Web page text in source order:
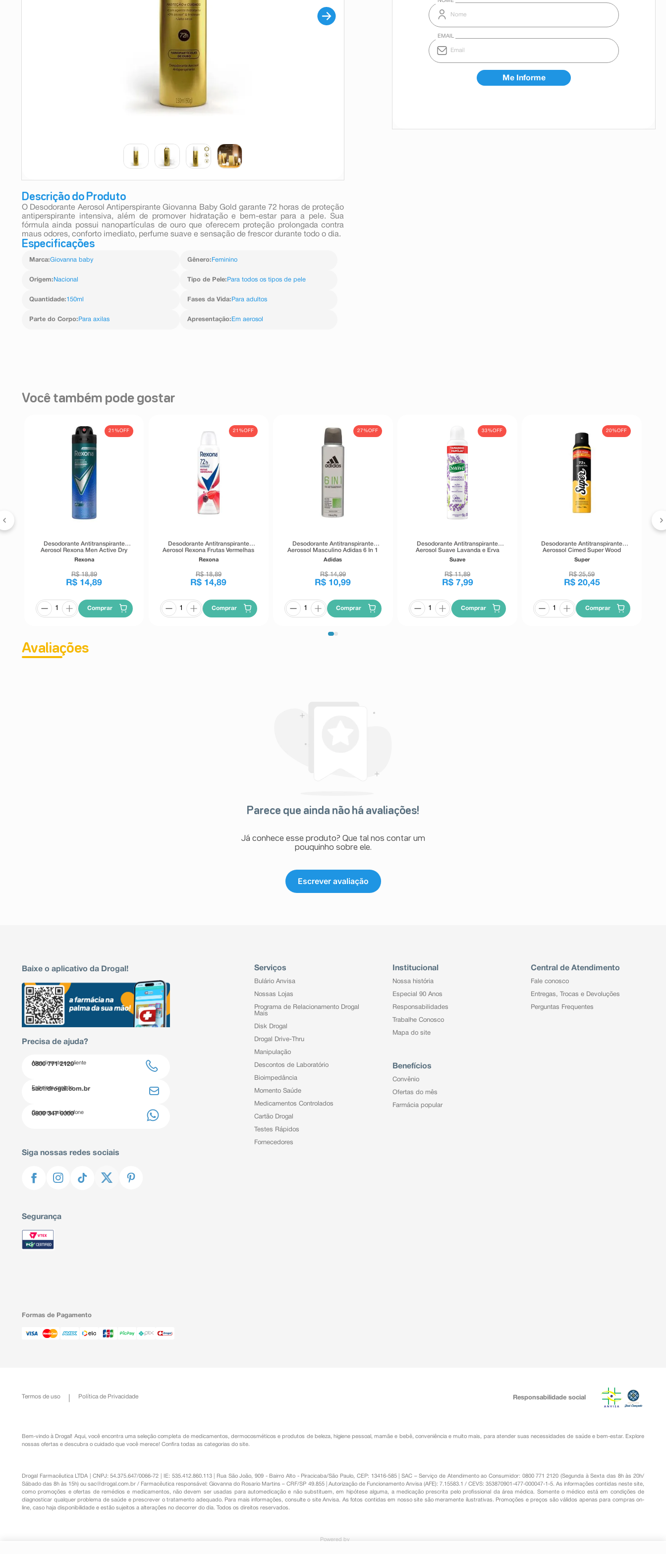
Descrição do Produto
O Desodorante Aerosol Antiperspirante Giovanna Baby Gold garante 72 horas de proteção
antiperspirante intensiva, além de promover hidratação e bem-estar para a pele. Sua
fórmula ainda possui nanopartículas de ouro que oferecem proteção prolongada contra
maus odores, conforto imediato, perfume suave e sensação de frescor durante todo o dia.
Especificações
Marca:Giovanna baby Gênero: Feminino
Origem: Nacional Tipo de Pele: Para todos os tipos de pele
Quantidade:150ml Fases da Vida: Para adultos
Parte do Corpo: Para axilas Apresentação: Em aerosol
Você também pode gostar
21%OFF
Desodorante Antitranspirante
Aerosol Rexona Men Active Dry
150ml
Rexona
R$ 18,89
R$ 14,89
Comprar
21%OFF
Desodorante Antitranspirante
Aerosol Rexona Frutas Vermelhas
150ml
Rexona
R$ 18,89
R$ 14,89
Comprar
27%OFF
Desodorante Antitranspirante
Aerossol Masculino Adidas 6 In 1
150ml
Adidas
R$ 14,99
R$ 10,99
Comprar
33%OFF
Desodorante Antitranspirante
Aerosol Suave Lavanda e Erva
Doce 200ml
Suave
R$ 11,89
R$ 7,99
Comprar
20%OFF
Desodorante Antitranspirante
Aerossol Cimed Super Wood
250ml
Super
R$ 25,59
R$ 20,45
Comprar
Avaliações
Parece que ainda não há avaliações!
Já conhece esse produto? Que tal nos contar um
pouquinho sobre ele.
Escrever avaliação
Baixe o aplicativo da Drogal!
Precisa de ajuda?
Atendimento ao cliente
0800 771 2120
Entre em contato
sac@drogal.com.br
Compre pelo telefone
0800 347 0000
Siga nossas redes sociais
Segurança
Serviços
Bulário Anvisa
Nossas Lojas
Programa de Relacionamento Drogal
Mais
Disk Drogal
Drogal Drive-Thru
Manipulação
Descontos de Laboratório
Bioimpedância
Momento Saúde
Medicamentos Controlados
Cartão Drogal
Testes Rápidos
Fornecedores
Institucional
Nossa história
Especial 90 Anos
Responsabilidades
Trabalhe Conosco
Mapa do site
Benefícios
Convênio
Ofertas do mês
Farmácia popular
Central de Atendimento
Fale conosco
Entregas, Trocas e Devoluções
Perguntas Frequentes
Formas de Pagamento
Termos de uso Política de Privacidade Responsabilidade social
Bem-vindo à Drogal! Aqui, você encontra uma seleção completa de medicamentos ,dermocosméticos e produtos de beleza, higiene pessoal ,mamãe e bebê, conveniênciae muito mais, para atender suas necessidades de saúde e bem-estar. Explore
nossas ofertas e descubra o cuidado que você merece! Confira todas as categorias do site.
Drogal Farmacêutica LTDA | CNPJ: 54.375.647/0066-72 | IE: 535.412.860.113 | Rua São João, 909 - Bairro Alto - Piracicaba/São Paulo, CEP: 13416-585 | SAC – Serviço de Atendimento ao Consumidor: 0800 771 2120 (Segunda à Sexta das 8h às 20h/
Sábado das 8h às 15h) ousac@drogal.com.br / Farmacêutica responsável: Giovanna do Rosario Martins – CRF/SP 49.855 | Autorização de Funcionamento Anvisa (AFE): 7.15583.1 / CEVS: 353870901-477-000047-1-5. As informações contidas neste site,
como promoções e ofertas de remédios e medicamentos, não devem ser usadas para automedicação e não substituem, em hipótese alguma, a medicação prescrita pelo profissional da área médica. Somente o médico está em condições de
diagnosticar qualquer problema de saúde e prescrever o tratamento adequado. Para mais informações, consulte o site Anvisa. As fotos contidas em nosso site são meramente ilustrativas. Promoções e preços são válidos apenas para compras on-
line, caso haja disponibilidade e estão sujeitos a alterações no decorrer do dia. Todos os direitos reservados.
Powered by
absorvente